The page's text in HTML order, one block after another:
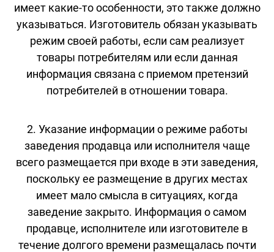
имеет какие-то особенности, это также должно
указываться. Изготовитель обязан указывать
режим своей работы, если сам реализует
товары потребителям или если данная
информация связана с приемом претензий
потребителей в отношении товара.
2. Указание информации о режиме работы
заведения продавца или исполнителя чаще
всего размещается при входе в эти заведения,
поскольку ее размещение в других местах
имеет мало смысла в ситуациях, когда
заведение закрыто. Информация о самом
продавце, исполнителе или изготовителе в
течение долгого времени размещалась почти